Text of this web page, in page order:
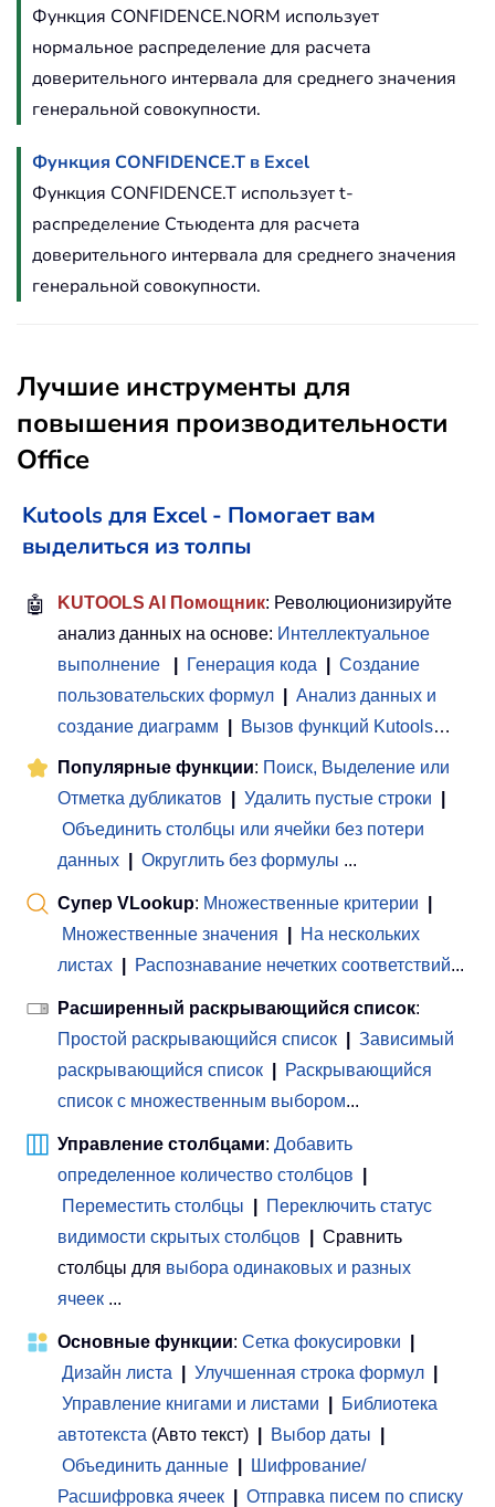
Функция CONFIDENCE.NORM использует
нормальное распределение для расчета
доверительного интервала для среднего значения
генеральной совокупности.
Функция CONFIDENCE.T в Excel
Функция CONFIDENCE.T использует t-
распределение Стьюдента для расчета
доверительного интервала для среднего значения
генеральной совокупности.
Лучшие инструменты для
повышения производительности
Office
Kutools для Excel - Помогает вам
выделиться из толпы
🤖 KUTOOLS AI Помощник: Революционизируйте
анализ данных на основе: Интеллектуальное
выполнение
Генерация кода
Создание
пользовательских формул
Анализ данных и
создание диаграмм
Вызов функций Kutools…
Популярные функции: Поиск, Выделение или
Отметка дубликатов
Удалить пустые строки
Объединить столбцы или ячейки без потери
данных
Округлить без формулы ...
Супер VLookup: Множественные критерии
Множественные значения
На нескольких
листах
Распознавание нечетких соответствий...
Расширенный раскрывающийся список:
Простой раскрывающийся список
Зависимый
раскрывающийся список
Раскрывающийся
список с множественным выбором...
Управление столбцами: Добавить
определенное количество столбцов
Переместить столбцы
Переключить статус
видимости скрытых столбцов
Сравнить
столбцы для выбора одинаковых и разных
ячеек ...
Основные функции: Сетка фокусировки
Дизайн листа
Улучшенная строка формул
Управление книгами и листами
Библиотека
автотекста (Авто текст) Выбор даты
Объединить данные
Шифрование/
Расшифровка ячеек
Отправка писем по списку